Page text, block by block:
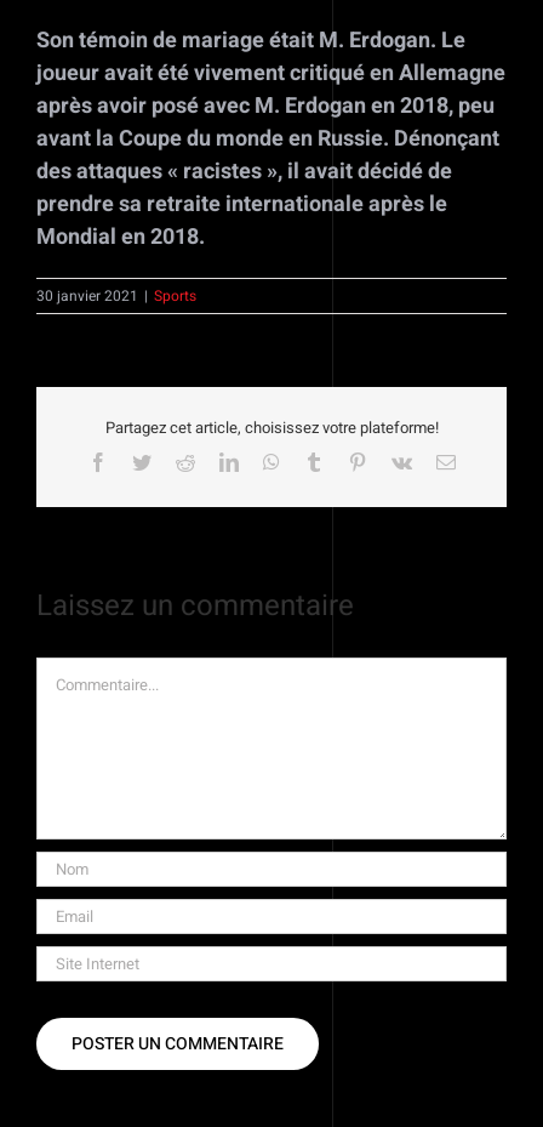
Son témoin de mariage était M. Erdogan. Le
joueur avait été vivement critiqué en Allemagne
après avoir posé avec M. Erdogan en 2018, peu
avant la Coupe du monde en Russie. Dénonçant
des attaques « racistes », il avait décidé de
prendre sa retraite internationale après le
Mondial en 2018.
30 janvier 2021 | Sports
Partagez cet article, choisissez votre plateforme!
Facebook
TwitterRedditLinkedInWhatsApp
Tumblr Pinterest
Vk Email
Laissez un commentaire
Commentaire